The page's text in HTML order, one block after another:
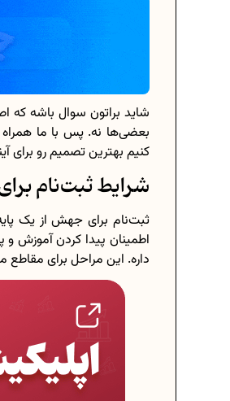
اعداد
شاید براتون سوال باشه که
بعضی‌ها نه. پس با ما
کنیم بهترین تصمیم رو برای
شرایط ثبت‌نام
ثبت‌نام برای جهش از یک
اطمینان پیدا کردن آموزش و
داره. این مراحل برای